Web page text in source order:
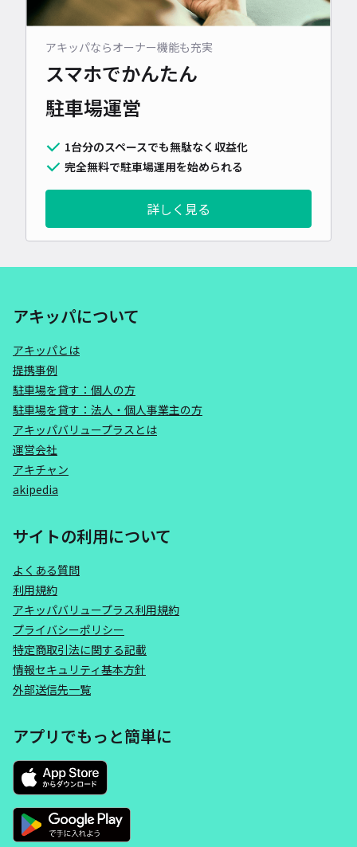
アキッパならオーナー機能も充実
スマホでかんたん
駐車場運営
1台分のスペースでも無駄なく収益化
完全無料で駐車場運用を始められる
詳しく見る
アキッパについて
アキッパとは
提携事例
駐車場を貸す：個人の方
駐車場を貸す：法人・個人事業主の方
アキッパバリュープラスとは
運営会社
アキチャン
akipedia
サイトの利用について
よくある質問
利用規約
アキッパバリュープラス利用規約
プライバシーポリシー
特定商取引法に関する記載
情報セキュリティ基本方針
外部送信先一覧
アプリでもっと簡単に